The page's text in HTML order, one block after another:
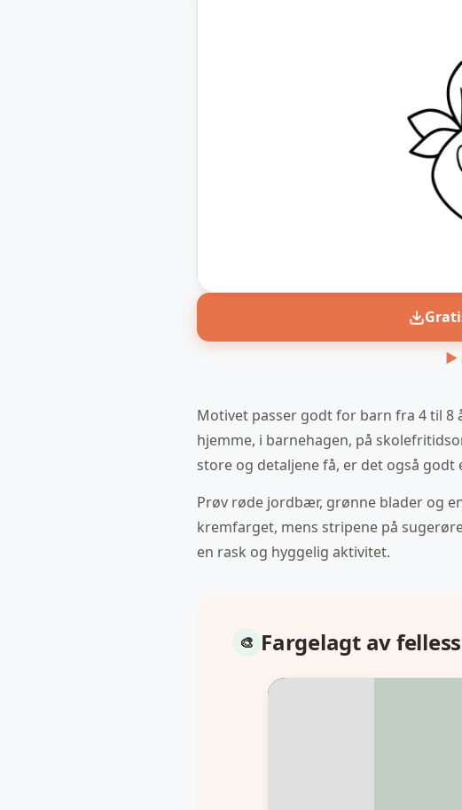
▶
Motivet passer godt for barn fra 4 til 8
hjemme, i barnehagen, på
store og detaljene få, er det også
Prøv røde jordbær, grønne blader og
kremfarget, mens stripene på
en rask og hyggelig aktivitet.
Fargelagt av